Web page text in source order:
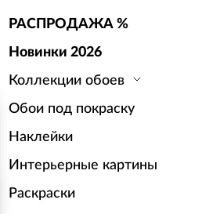
РАСПРОДАЖА %
Новинки 2026
Коллекции обоев
Обои под покраску
Наклейки
Интерьерные картины
Раскраски
Каталог
Паттерн с